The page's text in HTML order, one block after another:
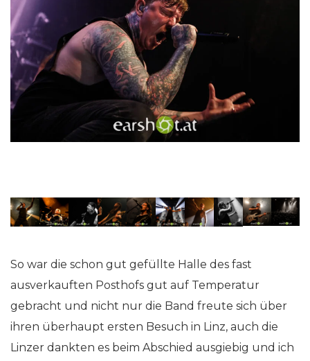
So war die schon gut gefüllte Halle des fast
ausverkauften Posthofs gut auf Temperatur
gebracht und nicht nur die Band freute sich über
ihren überhaupt ersten Besuch in Linz, auch die
Linzer dankten es beim Abschied ausgiebig und ich